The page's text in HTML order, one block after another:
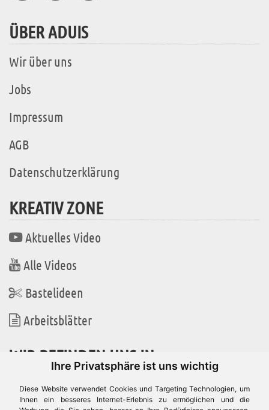
Ihre Privatsphäre ist uns wichtig
Diese Website verwendet Cookies und Targeting Technologien, um
Ihnen ein besseres Internet-Erlebnis zu ermöglichen und die
ÜBER ADUIS
Wir über uns
Jobs
Impressum
AGB
Datenschutzerklärung
KREATIV ZONE
Aktuelles Video
Alle Videos
Bastelideen
Arbeitsblätter
WIR BEFINDEN UNS IN